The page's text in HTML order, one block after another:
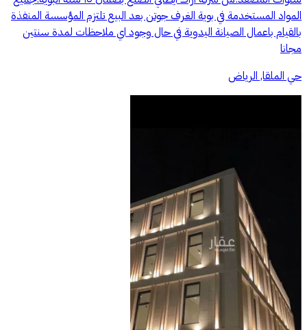
المواد المستخدمة في بوية الغرف جوتن بعد البيع تلتزم المؤسسة المنفذة
بالقيام باعمال الصيانة اليدوية في حال وجود اي ملاحظات لمدة سنتين
مجانا
حي الملقا, الرياض